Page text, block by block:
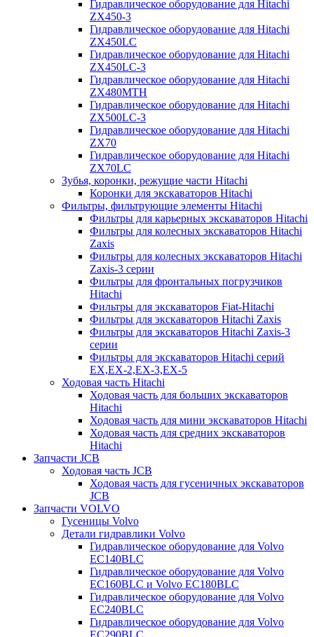
Гидравлическое оборудование для Hitachi
ZX450-3
Гидравлическое оборудование для Hitachi
ZX450LC
Гидравлическое оборудование для Hitachi
ZX450LC-3
Гидравлическое оборудование для Hitachi
ZX480MTH
Гидравлическое оборудование для Hitachi
ZX500LC-3
Гидравлическое оборудование для Hitachi
ZX70
Гидравлическое оборудование для Hitachi
ZX70LC
Зубья, коронки, режущие части Hitachi
Коронки для экскаваторов Hitachi
Фильтры, фильтрующие элементы Hitachi
Фильтры для карьерных экскаваторов Hitachi
Фильтры для колесных экскаваторов Hitachi
Zaxis
Фильтры для колесных экскаваторов Hitachi
Zaxis-3 серии
Фильтры для фронтальных погрузчиков
Hitachi
Фильтры для экскаваторов Fiat-Hitachi
Фильтры для экскаваторов Hitachi Zaxis
Фильтры для экскаваторов Hitachi Zaxis-3
серии
Фильтры для экскаваторов Hitachi серий
EX,EX-2,EX-3,EX-5
Ходовая часть Hitachi
Ходовая часть для больших экскаваторов
Hitachi
Ходовая часть для мини экскаваторов Hitachi
Ходовая часть для средних экскаваторов
Hitachi
Запчасти JCB
Ходовая часть JCB
Ходовая часть для гусеничных экскаваторов
JCB
Запчасти VOLVO
Гусеницы Volvo
Детали гидравлики Volvo
Гидравлическое оборудование для Volvo
EC140BLC
Гидравлическое оборудование для Volvo
EC160BLC и Volvo EC180BLC
Гидравлическое оборудование для Volvo
EC240BLC
Гидравлическое оборудование для Volvo
EC290BLC